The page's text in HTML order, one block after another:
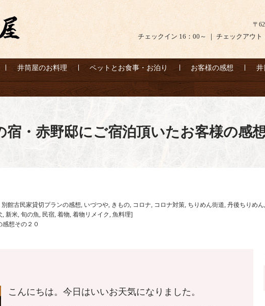
〒
チェックイン 16：00～ ｜ チェックアウト
井筒屋のお料理 ペットとお食事・お泊り お客様の感想 井
宿・赤野邸にご宿泊頂いたお客様の感
館古民家貸切プランの感想, いづつや, きもの, コロナ, コロナ対策, ちりめん街道, 丹後ちりめん,
, 新米, 旬の魚, 民宿, 着物, 着物リメイク, 魚料理]
想その２０
こんにちは。今日はいいお天気になりました。